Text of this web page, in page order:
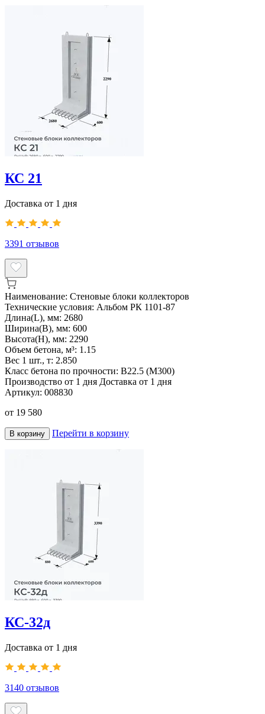
КС 21
Доставка от 1 дня
3391 отзывов
Наименование: Стеновые блоки коллекторов
Технические условия: Альбом РК 1101-87
Длина(L), мм: 2680
Ширина(B), мм: 600
Высота(H), мм: 2290
Объем бетона, м³: 1.15
Вес 1 шт., т: 2.850
Класс бетона по прочности: В22.5 (М300)
Производство от 1 дня Доставка от 1 дня
Артикул: 008830
от 19 580
В корзину Перейти в корзину
КС-32д
Доставка от 1 дня
3140 отзывов